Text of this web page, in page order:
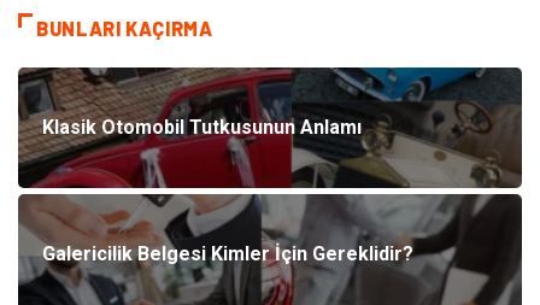
BUNLARI KAÇIRMA
Klasik Otomobil Tutkusunun Anlamı
Galericilik Belgesi Kimler İçin Gereklidir?